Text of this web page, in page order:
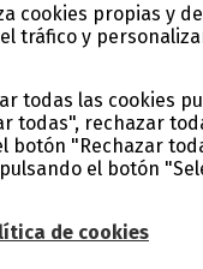
cookies propias y
tráfico y
todas las cookies
todas", rechazar
botón "Rechazar
el botón
de cookies
Africana (UA) ha
observar el desarrollo